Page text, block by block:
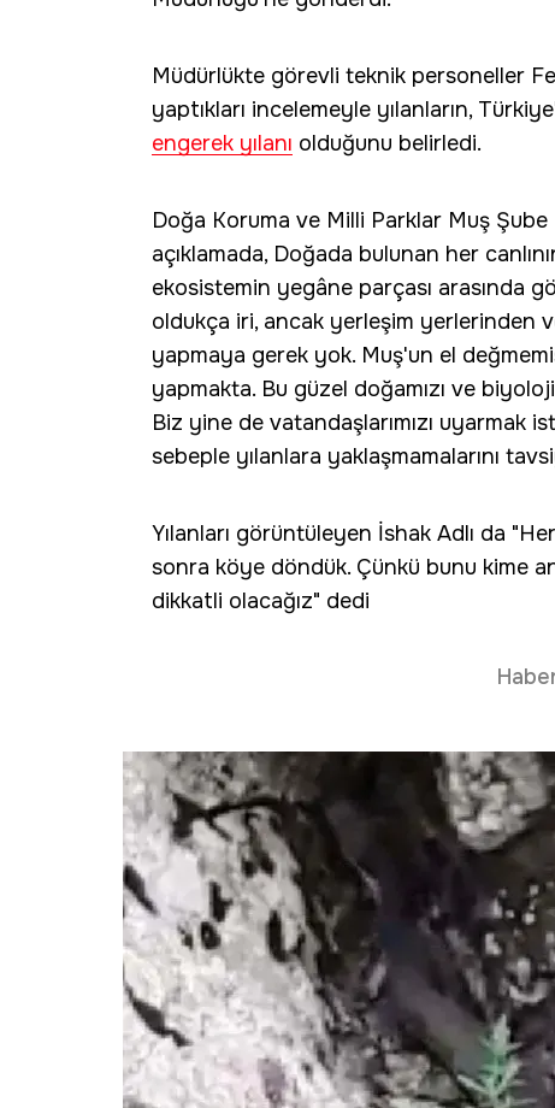
Müdürlükte görevli teknik personeller
yaptıkları incelemeyle yılanların,
engerek yılanı olduğunu belirledi.
Doğa Koruma ve Milli Parklar Muş Şube
açıklamada, Doğada bulunan her
ekosistemin yegâne parçası arasında
oldukça iri, ancak yerleşim yerlerinden
yapmaya gerek yok. Muş'un el
yapmakta. Bu güzel doğamızı ve
Biz yine de vatandaşlarımızı uyarmak
sebeple yılanlara yaklaşmamalarını
Yılanları görüntüleyen İshak Adlı da
sonra köye döndük. Çünkü bunu kime
dikkatli olacağız" dedi